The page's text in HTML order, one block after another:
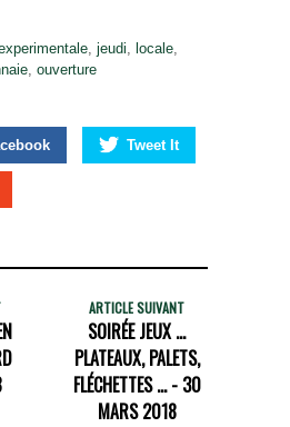
, jeudi, locale,
, ouverture
Tweet It
ARTICLE SUIVANT
SOIRÉE JEUX ...
PLATEAUX, PALETS,
FLÉCHETTES ... - 30
MARS 2018